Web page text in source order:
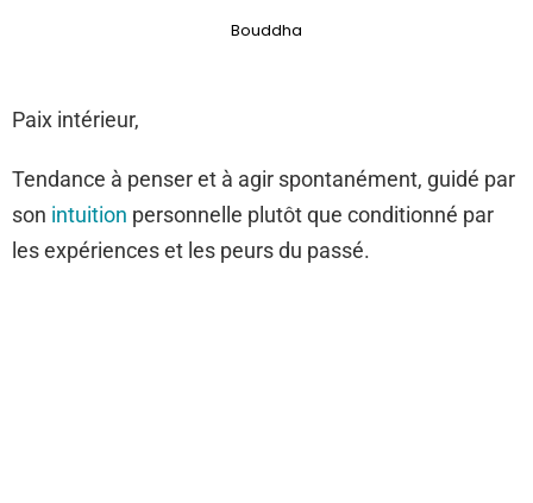
Bouddha
Paix intérieur,
Tendance à penser et à agir spontanément, guidé par
son intuition personnelle plutôt que conditionné par
les expériences et les peurs du passé.